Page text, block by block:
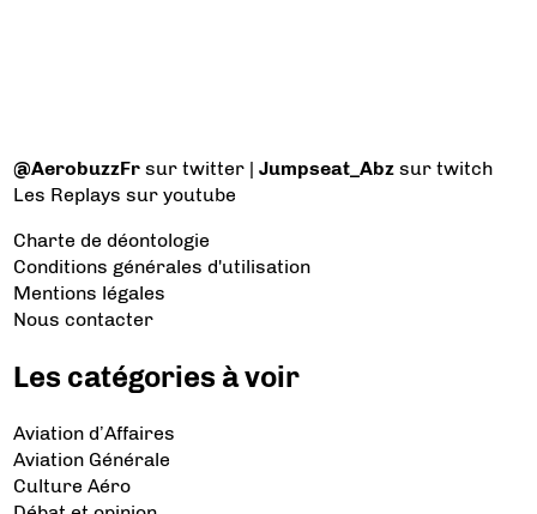
@AerobuzzFr sur twitter |Jumpseat_Abz sur twitch
Les Replays sur youtube
Charte de déontologie
Conditions générales d'utilisation
Mentions légales
Nous contacter
Les catégories à voir
Aviation d’Affaires
Aviation Générale
Culture Aéro